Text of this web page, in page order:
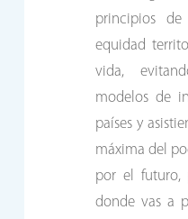
principios
equidad
vida,
modelos de
países y
máxima del
por el futuro,
donde vas a